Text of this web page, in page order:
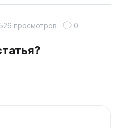
526 просмотров 0